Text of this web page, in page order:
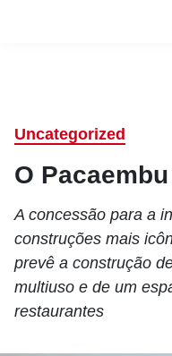
Uncategorized
O
A concessão para a
construções mais
prevê a construção
multiuso e de um
restaurantes